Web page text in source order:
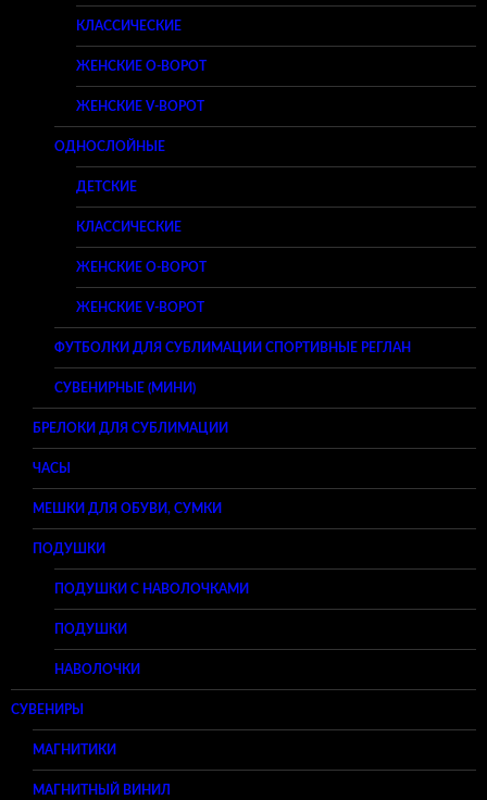
КЛАССИЧЕСКИЕ
ЖЕНСКИЕ O-ВОРОТ
ЖЕНСКИЕ V-ВОРОТ
ОДНОСЛОЙНЫЕ
ДЕТСКИЕ
КЛАССИЧЕСКИЕ
ЖЕНСКИЕ O-ВОРОТ
ЖЕНСКИЕ V-ВОРОТ
ФУТБОЛКИ ДЛЯ СУБЛИМАЦИИ СПОРТИВНЫЕ РЕГЛАН
СУВЕНИРНЫЕ (МИНИ)
БРЕЛОКИ ДЛЯ СУБЛИМАЦИИ
ЧАСЫ
МЕШКИ ДЛЯ ОБУВИ, СУМКИ
ПОДУШКИ
ПОДУШКИ С НАВОЛОЧКАМИ
ПОДУШКИ
НАВОЛОЧКИ
СУВЕНИРЫ
МАГНИТИКИ
МАГНИТНЫЙ ВИНИЛ